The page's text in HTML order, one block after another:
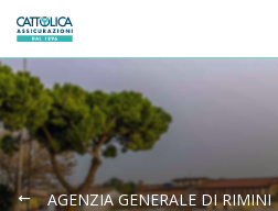
Generali logo
AGENZIA GENERALE DI RIMINI